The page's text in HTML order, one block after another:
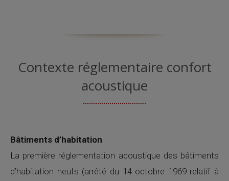
Contexte réglementaire confort
acoustique
Bâtiments d’habitation
La première réglementation acoustique des bâtiments
d’habitation neufs (arrêté du 14 octobre 1969 relatif à